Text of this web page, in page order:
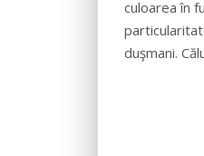
culoarea în
duşmani.